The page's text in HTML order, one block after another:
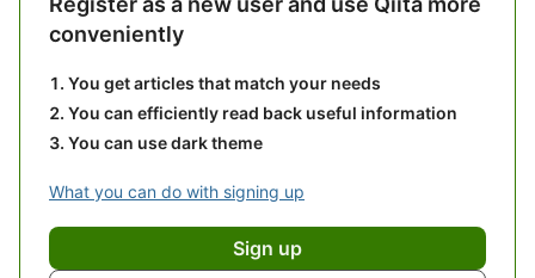
conveniently
You get articles that match your needs
You can efficiently read back useful information
You can use dark theme
What you can do with signing up
Sign up